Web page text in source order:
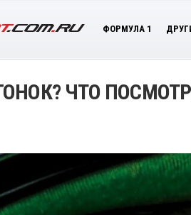
ФОРМУЛА 1
ЧТО